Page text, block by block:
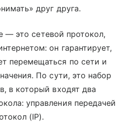
друг друга.
— это сетевой протокол,
он гарантирует,
перемещаться по сети и
По сути, это набор
в который входят два
управления передачей
(IP).